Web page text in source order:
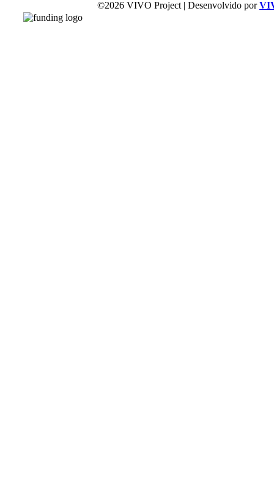
©2026 VIVO Project | Desenvolvido por